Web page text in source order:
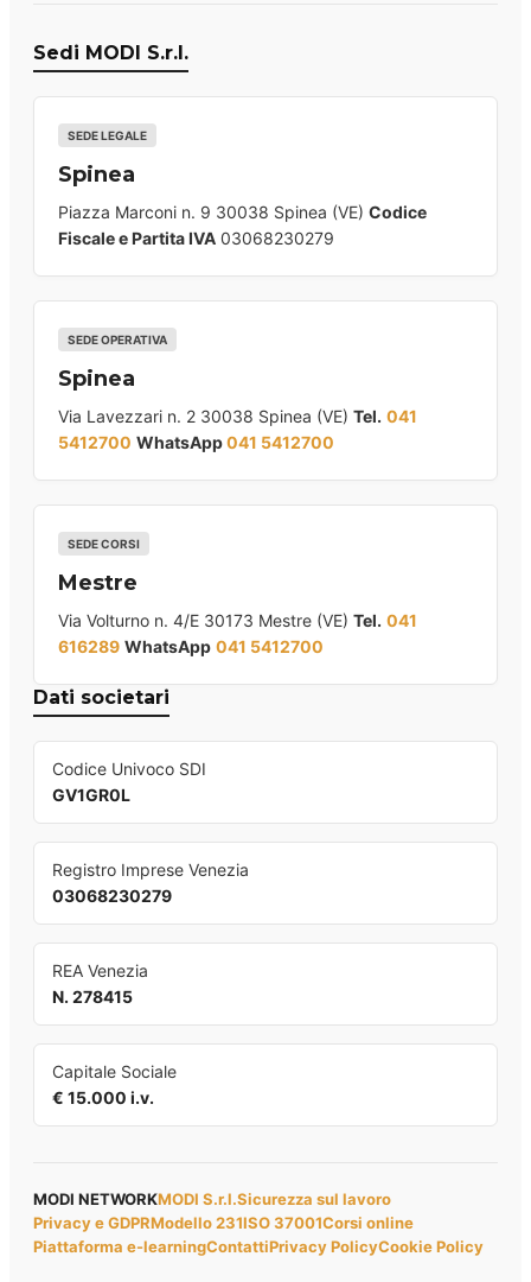
Sedi MODI S.r.l.
SEDE LEGALE
Spinea
Piazza Marconi n. 9 30038 Spinea (VE) Codice
Fiscale e Partita IVA 03068230279
SEDE OPERATIVA
Spinea
Via Lavezzari n. 2 30038 Spinea (VE) Tel. 041
5412700 WhatsApp041 5412700
SEDE CORSI
Mestre
Via Volturno n. 4/E 30173 Mestre (VE) Tel. 041
616289 WhatsApp 041 5412700
Dati societari
Codice Univoco SDI
GV1GR0L
Registro Imprese Venezia
03068230279
REA Venezia
N. 278415
Capitale Sociale
€ 15.000 i.v.
MODI NETWORKMODI S.r.l.Sicurezza sul lavoro
Privacy e GDPRModello 231ISO 37001Corsi online
Piattaforma e-learningContattiPrivacy PolicyCookie Policy